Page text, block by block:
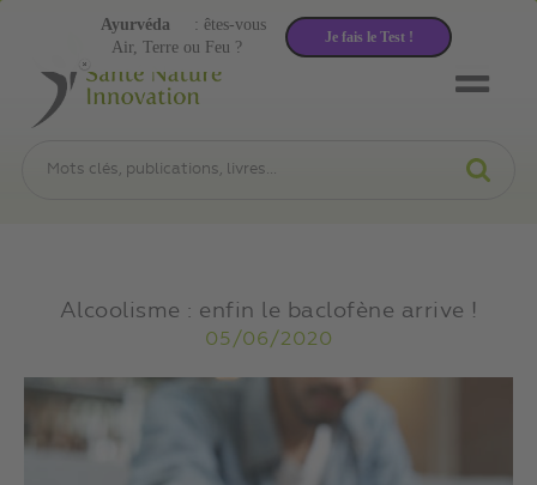
Alcoolisme : enfin le baclofène arrive !
05/06/2020
Air, Terre ou Feu ?
Ayurvéda : êtes-vous
Je fais le Test !